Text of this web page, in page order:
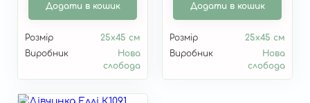
Додати в кошик
Розмір
25x45 см
Виробник
Нова
слобода
Додати в кошик
Розмір
25x45 см
Виробник
Нова
слобода